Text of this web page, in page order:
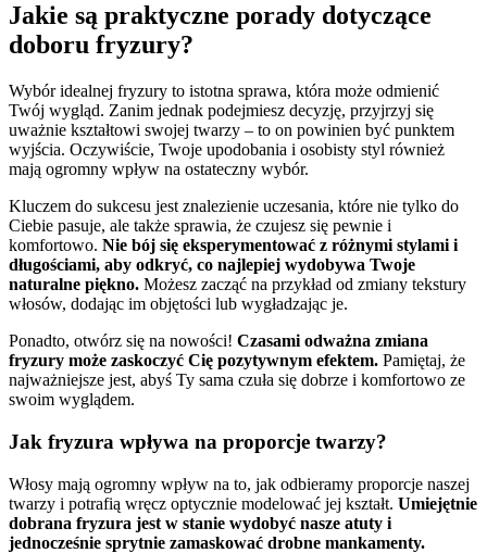
Jakie są praktyczne porady dotyczące
doboru fryzury?
Wybór idealnej fryzury to istotna sprawa, która może odmienić
Twój wygląd. Zanim jednak podejmiesz decyzję, przyjrzyj się
uważnie kształtowi swojej twarzy – to on powinien być punktem
wyjścia. Oczywiście, Twoje upodobania i osobisty styl również
mają ogromny wpływ na ostateczny wybór.
Kluczem do sukcesu jest znalezienie uczesania, które nie tylko do
Ciebie pasuje, ale także sprawia, że czujesz się pewnie i
komfortowo. Nie bój się eksperymentować z różnymi stylami i
długościami, aby odkryć, co najlepiej wydobywa Twoje
naturalne piękno. Możesz zacząć na przykład od zmiany tekstury
włosów, dodając im objętości lub wygładzając je.
Ponadto, otwórz się na nowości! Czasami odważna zmiana
fryzury może zaskoczyć Cię pozytywnym efektem. Pamiętaj, że
najważniejsze jest, abyś Ty sama czuła się dobrze i komfortowo ze
swoim wyglądem.
Jak fryzura wpływa na proporcje twarzy?
Włosy mają ogromny wpływ na to, jak odbieramy proporcje naszej
twarzy i potrafią wręcz optycznie modelować jej kształt. Umiejętnie
dobrana fryzura jest w stanie wydobyć nasze atuty i
jednocześnie sprytnie zamaskować drobne mankamenty.